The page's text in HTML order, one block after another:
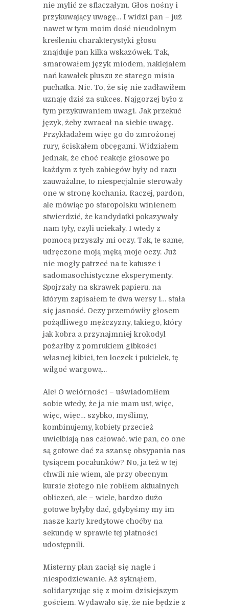
nie mylić ze sflaczałym. Głos nośny i
przykuwający uwagę… I widzi pan – już
nawet w tym moim dość nieudolnym
kreśleniu charakterystyki głosu
znajduje pan kilka wskazówek. Tak,
smarowałem język miodem, naklejałem
nań kawałek pluszu ze starego misia
puchatka. Nic. To, że się nie zadławiłem
uznaję dziś za sukces. Najgorzej było z
tym przykuwaniem uwagi. Jak przekuć
język, żeby zwracał na siebie uwagę.
Przykładałem więc go do zmrożonej
rury, ściskałem obcęgami. Widziałem
jednak, że choć reakcje głosowe po
każdym z tych zabiegów były od razu
zauważalne, to niespecjalnie sterowały
one w stronę kochania. Raczej, pardon,
ale mówiąc po staropolsku winienem
stwierdzić, że kandydatki pokazywały
nam tyły, czyli uciekały. I wtedy z
pomocą przyszły mi oczy. Tak, te same,
udręczone moją męką moje oczy. Już
nie mogły patrzeć na te katusze i
sadomasochistyczne eksperymenty.
Spojrzały na skrawek papieru, na
którym zapisałem te dwa wersy i… stała
się jasność. Oczy przemówiły głosem
pożądliwego mężczyzny, takiego, który
jak kobra a przynajmniej krokodyl
pożarłby z pomrukiem gibkości
własnej kibici, ten loczek i pukielek, tę
wilgoć wargową…
Ale! O wciórności – uświadomiłem
sobie wtedy, że ja nie mam ust, więc,
więc, więc… szybko, myślimy,
kombinujemy, kobiety przecież
uwielbiają nas całować, wie pan, co one
są gotowe dać za szansę obsypania nas
tysiącem pocałunków? No, ja też w tej
chwili nie wiem, ale przy obecnym
kursie złotego nie robiłem aktualnych
obliczeń, ale – wiele, bardzo dużo
gotowe byłyby dać, gdybyśmy my im
nasze karty kredytowe choćby na
sekundę w sprawie tej płatności
udostępnili.
Misterny plan zaciął się nagle i
niespodziewanie. Aż syknąłem,
solidaryzując się z moim dzisiejszym
gościem. Wydawało się, że nie będzie z